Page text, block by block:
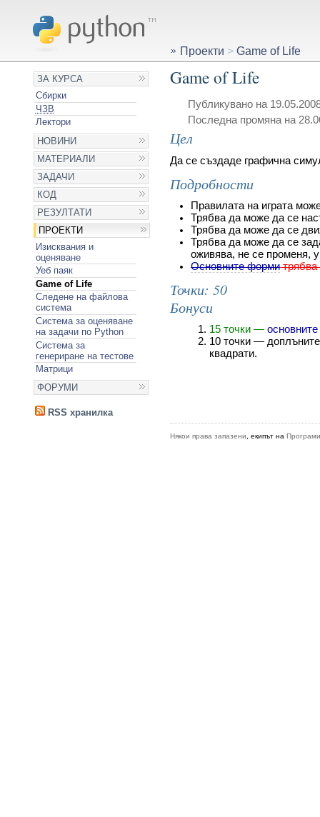
ЗА КУРСА
Сбирки
ЧЗВ
Лектори
НОВИНИ
МАТЕРИАЛИ
ЗАДАЧИ
КОД
РЕЗУЛТАТИ
ПРОЕКТИ
Изисквания и
оценяване
Уеб паяк
Game of Life
Следене на файлова
система
Система за оценяване
на задачи по Python
Система за
генериране на тестове
Матрици
ФОРУМИ
RSS хранилка
Проекти > Game of Life
Game of Life
Публикувано на
Последна промяна на
Цел
Да се създаде графична
Подробности
Правилата на играта
Трябва да може да се
Трябва да може да се
Трябва да може да се
оживява, не се променя,
Oсновните формитрябва
Точки: 50
Бонуси
15 точки —
10 точки —
квадрати.
Някои права запазени , екипът на